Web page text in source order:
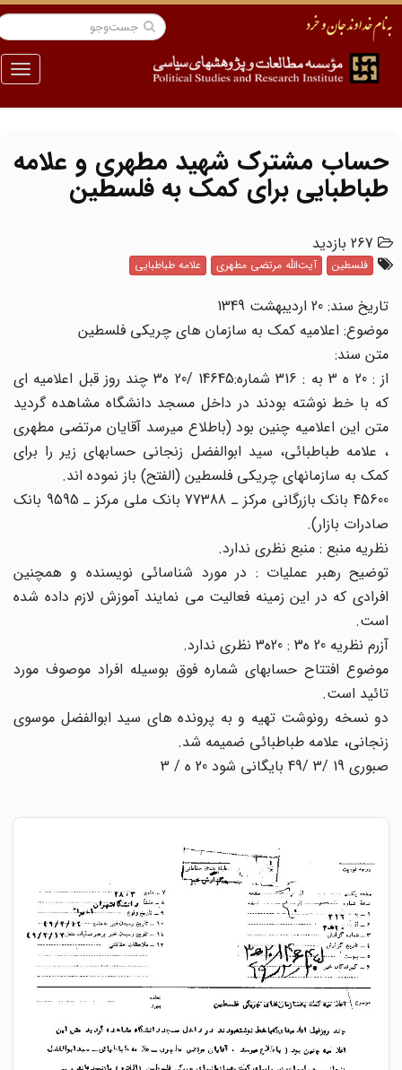
منو
حساب مشترک شهید مطهری و علامه
طباطبایی برای کمک به فلسطین
267 بازدید
فلسطین آیت‌الله مرتضی مطهری علامه طباطبایی
تاریخ سند: 20 اردیبهشت 1349
موضوع: اعلامیه کمک به سازمان های چریکی فلسطین
متن سند:
از : 20 ه 3 به : 316 شماره:14645 /20 ه3 چند روز قبل اعلامیه ای
که با خط نوشته بودند در داخل مسجد دانشگاه مشاهده گردید
متن این اعلامیه چنین بود (باطلاع میرسد آقایان مرتضی مطهری
، علامه طباطبائی، سید ابوالفضل زنجانی حسابهای زیر را برای
کمک به سازمانهای چریکی فلسطین (الفتح) باز نموده اند.
45600 بانک بازرگانی مرکز ـ 77388 بانک ملی مرکز ـ 9595 بانک
صادرات بازار).
نظریه منبع : منبع نظری ندارد.
توضیح رهبر عملیات : در مورد شناسائی نویسنده و همچنین
افرادی که در این زمینه فعالیت می نمایند آموزش لازم داده شده
است.
آزرم نظریه 20 ه3 : 20ه3 نظری ندارد.
موضوع افتتاح حسابهای شماره فوق بوسیله افراد موصوف مورد
تائید است.
دو نسخه رونوشت تهیه و به پرونده های سید ابوالفضل موسوی
زنجانی، علامه طباطبائی ضمیمه شد.
صبوری 19 /3 /49 بایگانی شود 20 ه / 3